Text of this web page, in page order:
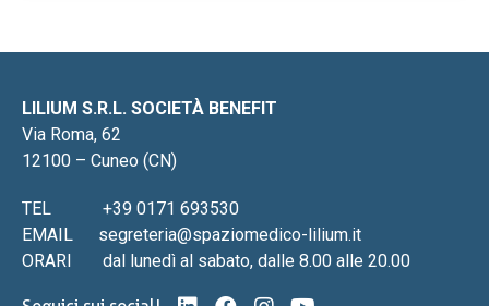
LILIUM S.R.L. SOCIETÀ BENEFIT
Via Roma, 62
12100 – Cuneo (CN)
TEL
+39 0171 693530
EMAIL
segreteria@spaziomedico-lilium.it
ORARI
dal lunedì al sabato, dalle 8.00 alle 20.00